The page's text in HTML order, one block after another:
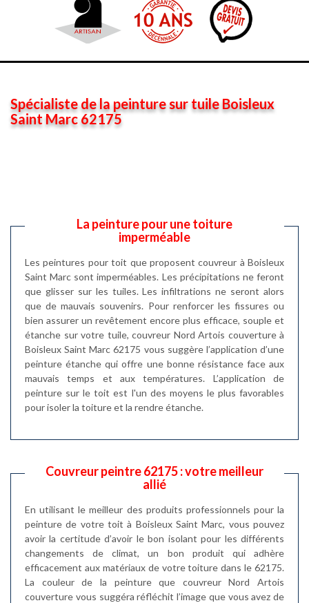
Spécialiste de la peinture sur tuile Boisleux
Saint Marc 62175
La peinture pour une toiture
imperméable
Les peintures pour toit que proposent couvreur à Boisleux
Saint Marc sont imperméables. Les précipitations ne feront
que glisser sur les tuiles. Les infiltrations ne seront alors
que de mauvais souvenirs. Pour renforcer les fissures ou
bien assurer un revêtement encore plus efficace, souple et
étanche sur votre tuile, couvreur Nord Artois couverture à
Boisleux Saint Marc 62175 vous suggère l’application d’une
peinture étanche qui offre une bonne résistance face aux
mauvais temps et aux températures. L’application de
peinture sur le toit est l'un des moyens le plus favorables
pour isoler la toiture et la rendre étanche.
Couvreur peintre 62175 : votre meilleur
allié
En utilisant le meilleur des produits professionnels pour la
peinture de votre toit à Boisleux Saint Marc, vous pouvez
avoir la certitude d’avoir le bon isolant pour les différents
changements de climat, un bon produit qui adhère
efficacement aux matériaux de votre toiture dans le 62175.
La couleur de la peinture que couvreur Nord Artois
couverture vous suggéra réfléchit l’image que vous avez de